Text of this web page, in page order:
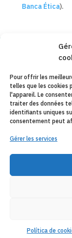
Pour offrir les
telles que les cookies
l'appareil. Le
traiter des données
identifiants uniques
consentement peut
Gérer les services
Política de
Banca Ética).